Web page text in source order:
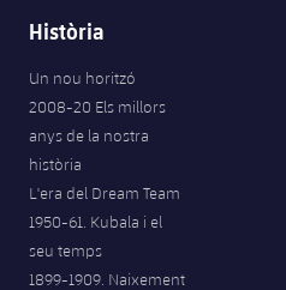
Història
Un nou horitzó
2008-20 Els millors
anys de la nostra
història
L'era del Dream Team
1950-61. Kubala i el
seu temps
1899-1909. Naixement